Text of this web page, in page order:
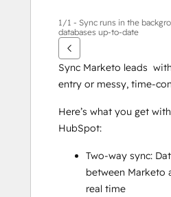
1/1 - Sync runs in the
databases up-to-date
Sync Marketo leads
entry or messy, time-
Here’s what you get
HubSpot:
Two-way sync:
between Marketo
real time